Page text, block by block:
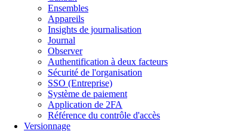
Ensembles
Appareils
Insights de journalisation
Journal
Observer
Authentification à deux facteurs
Sécurité de l'organisation
SSO (Entreprise)
Système de paiement
Application de 2FA
Référence du contrôle d'accès
Versionnage